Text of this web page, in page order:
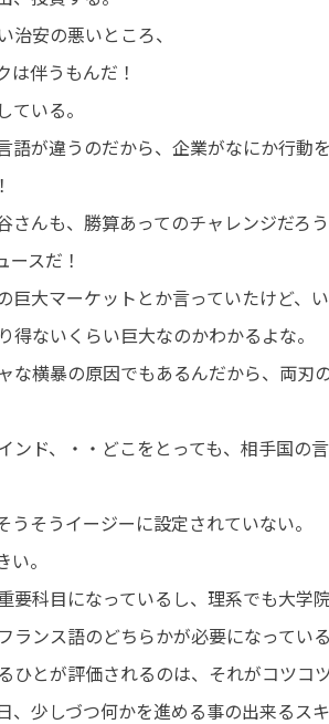
安の悪いところ、
は伴うもんだ！
ている。
語が違うのだから、企業がなにか行動
だ！
さんも、勝算あってのチャレンジだろ
スだ！
大マーケットとか言っていたけど、
得ないくらい巨大なのかわかるよな。
横暴の原因でもあるんだから、両刃
ンド、・・どこをとっても、相手国の
うそうイージーに設定されていない
。
科目になっているし、 理系でも大学
フランス語のどちらかが必要になっ
ひとが評価されるのは、それがコツコ
少しづつ何かを進める事の出来るス